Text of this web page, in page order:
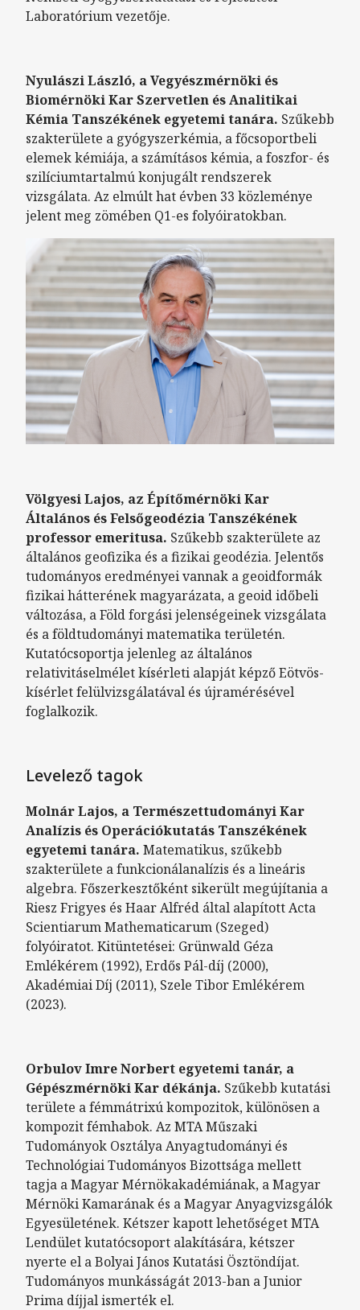
Laboratórium vezetője.
Nyulászi László, a Vegyészmérnöki és
Biomérnöki Kar Szervetlen és Analitikai
Kémia Tanszékének egyetemi tanára. Szűkebb
szakterülete a gyógyszerkémia, a főcsoportbeli
elemek kémiája, a számításos kémia, a foszfor- és
szilíciumtartalmú konjugált rendszerek
vizsgálata. Az elmúlt hat évben 33 közleménye
jelent meg zömében Q1-es folyóiratokban.
Völgyesi Lajos, az Építőmérnöki Kar
Általános és Felsőgeodézia Tanszékének
professor emeritusa. Szűkebb szakterülete az
általános geofizika és a fizikai geodézia. Jelentős
tudományos eredményei vannak a geoidformák
fizikai hátterének magyarázata, a geoid időbeli
változása, a Föld forgási jelenségeinek vizsgálata
és a földtudományi matematika területén.
Kutatócsoportja jelenleg az általános
relativitáselmélet kísérleti alapját képző Eötvös-
kísérlet felülvizsgálatával és újramérésével
foglalkozik.
Levelező tagok
Molnár Lajos, a Természettudományi Kar
Analízis és Operációkutatás Tanszékének
egyetemi tanára. Matematikus, szűkebb
szakterülete a funkcionálanalízis és a lineáris
algebra. Főszerkesztőként sikerült megújítania a
Riesz Frigyes és Haar Alfréd által alapított Acta
Scientiarum Mathematicarum (Szeged)
folyóiratot. Kitüntetései: Grünwald Géza
Emlékérem (1992), Erdős Pál-díj (2000),
Akadémiai Díj (2011), Szele Tibor Emlékérem
(2023).
Orbulov Imre Norbert egyetemi tanár, a
Gépészmérnöki Kar dékánja. Szűkebb kutatási
területe a fémmátrixú kompozitok, különösen a
kompozit fémhabok. Az MTA Műszaki
Tudományok Osztálya Anyagtudományi és
Technológiai Tudományos Bizottsága mellett
tagja a Magyar Mérnökakadémiának, a Magyar
Mérnöki Kamarának és a Magyar Anyagvizsgálók
Egyesületének. Kétszer kapott lehetőséget MTA
Lendület kutatócsoport alakítására, kétszer
nyerte el a Bolyai János Kutatási Ösztöndíjat.
Tudományos munkásságát 2013-ban a Junior
Prima díjjal ismerték el.